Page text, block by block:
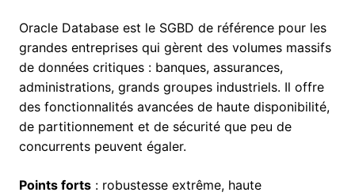
Oracle Database est le SGBD de référence pour les
grandes entreprises qui gèrent des volumes massifs
de données critiques : banques, assurances,
administrations, grands groupes industriels. Il offre
des fonctionnalités avancées de haute disponibilité,
de partitionnement et de sécurité que peu de
concurrents peuvent égaler.
Points forts : robustesse extrême, haute